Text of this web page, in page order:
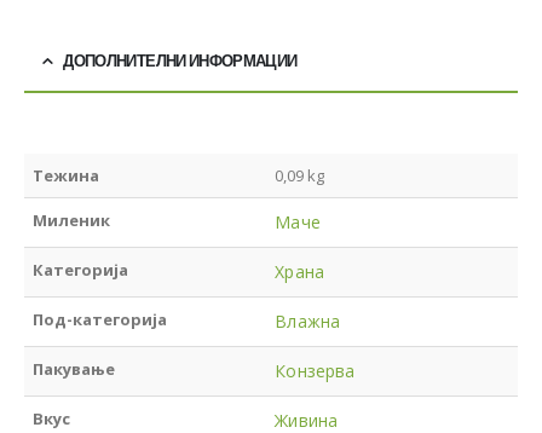
ДОПОЛНИТЕЛНИ ИНФОРМАЦИИ
Тежина 0,09 kg
Миленик Маче
Категорија Храна
Под-категорија Влажна
Пакување Конзерва
Вкус Живина